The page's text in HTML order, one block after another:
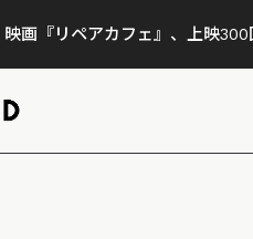
映画『リペアカフェ』、上映